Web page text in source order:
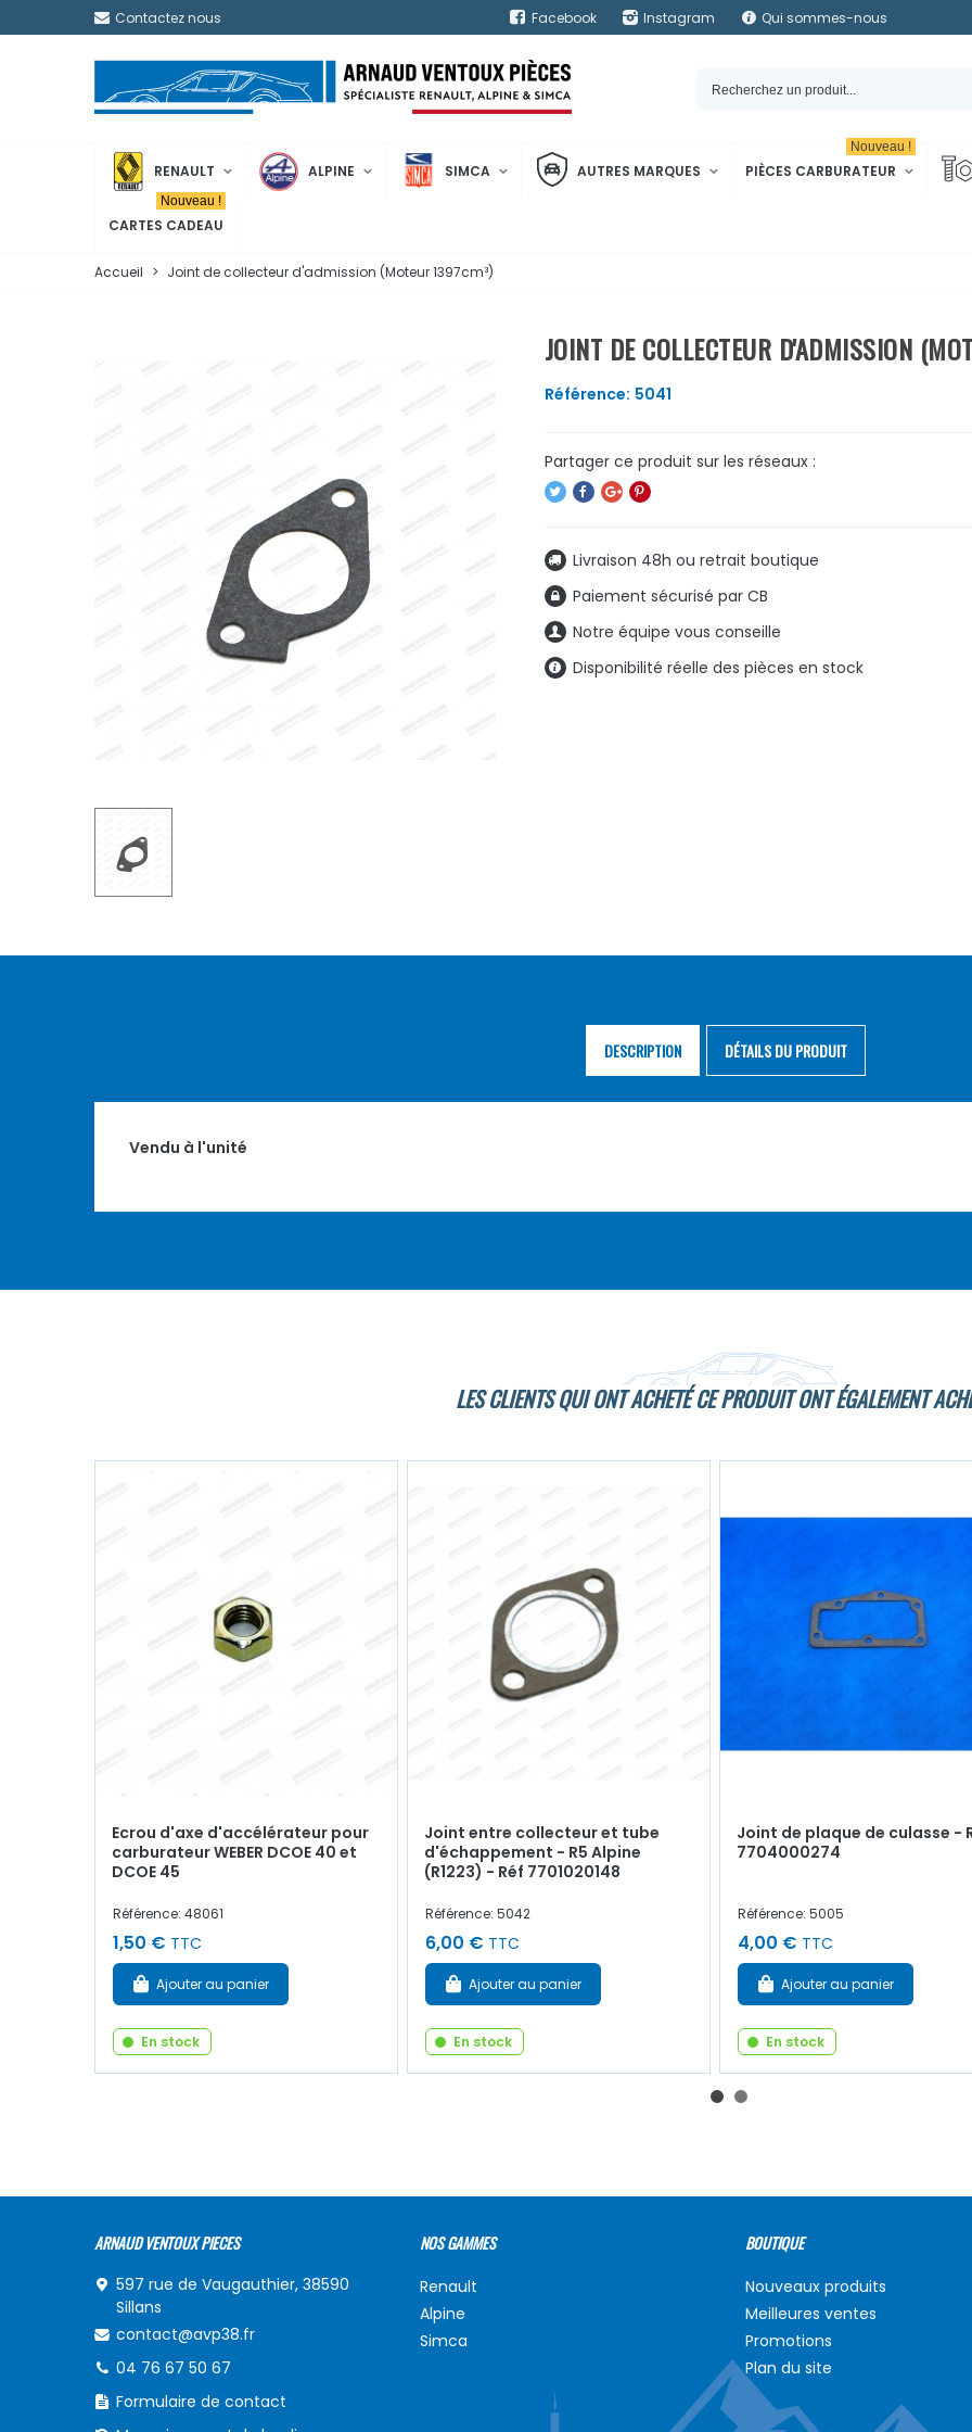
Contactez nous Facebook Instagram Qui sommes-nous
RENAULT ALPINE SIMCA AUTRES MARQUES PIÈCES CARBURATEUR
Nouveau !
CARTES CADEAU
Nouveau !
Accueil > Joint de collecteur d'admission (Moteur 1397cm³)
JOINT DE COLLECTEUR D'ADMISSION
Référence: 5041
Livraison 48h ou retrait boutique
Paiement sécurisé par CB
Notre équipe vous conseille
Disponibilité réelle des pièces en stock
DESCRIPTION DÉTAILS DU PRODUIT
Vendu à l'unité
LES CLIENTS QUI ONT ACHETÉ CE PRODUIT ONT ÉGALEMENT
Ecrou d'axe d'accélérateur pour
carburateur WEBER DCOE 40 et
DCOE 45
Référence: 48061
1,50 € TTC
Ajouter au panier
En stock
Joint entre collecteur et tube
d'échappement - R5 Alpine
(R1223) - Réf 7701020148
Référence: 5042
6,00 € TTC
Ajouter au panier
En stock
Joint de plaque de culasse -
7704000274
Référence: 5005
4,00 € TTC
Ajouter au panier
En stock
ARNAUD VENTOUX PIECES
597 rue de Vaugauthier, 38590
Sillans
contact@avp38.fr
04 76 67 50 67
Formulaire de contact
NOS GAMMES
Renault
Alpine
Simca
BOUTIQUE
Nouveaux produits
Meilleures ventes
Promotions
Plan du site